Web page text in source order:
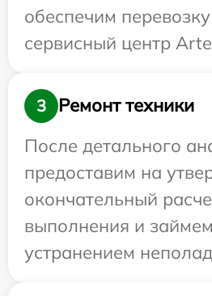
обеспечим
сервисный центр
3
Ремонт техники
После детального
предоставим на
окончательный
выполнения и
устранением